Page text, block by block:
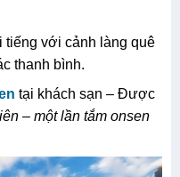
tiếng với cảnh làng quê
thanh bình.
tại khách sạn – Được
– một lần tắm onsen